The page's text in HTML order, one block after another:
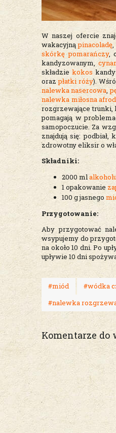
W naszej ofercie
wakacyjnąpinacoladę,
skórkę pomarańczy,
kandyzowanym,
składziekokos
orazpłatki róży).
nalewka nasercowa,
nalewka miłosna
rozgrzewające trunki,
pomagają w
samopoczucie. Za
znajdują się: podbiał,
zdrowotny eliksir o
Składniki:
2000 ml
1 opakowanie
100 g jasnego
Przygotowanie:
Aby przygotować
wsypujemy do
na około 10 dni. Po
upływie 10 dni
#miód #wódka
#nalewka
Komentarze do